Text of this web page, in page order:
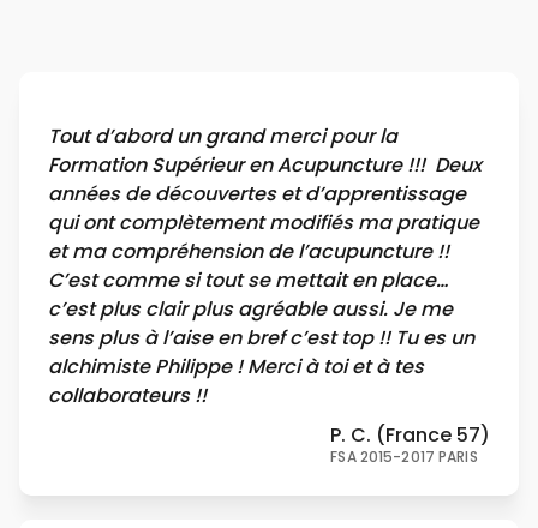
Tout d’abord un grand merci pour la
Formation Supérieur en Acupuncture !!! Deux
années de découvertes et d’apprentissage
qui ont complètement modifiés ma pratique
et ma compréhension de l’acupuncture !!
C’est comme si tout se mettait en place…
c’est plus clair plus agréable aussi. Je me
sens plus à l’aise en bref c’est top !! Tu es un
alchimiste Philippe ! Merci à toi et à tes
collaborateurs !!
P. C. (France 57)
FSA 2015-2017 PARIS